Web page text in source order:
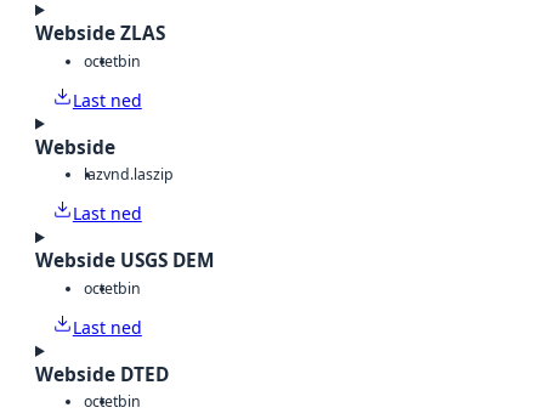
Webside ZLAS
octetbin
Last ned
Webside
lazvnd.laszip
Last ned
Webside USGS DEM
octetbin
Last ned
Webside DTED
octetbin